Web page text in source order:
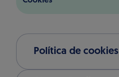
Política de cookies